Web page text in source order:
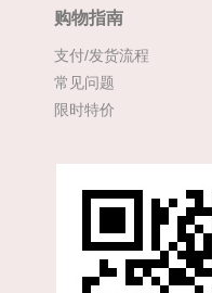
购物指南
支付/发货流程
常见问题
限时特价